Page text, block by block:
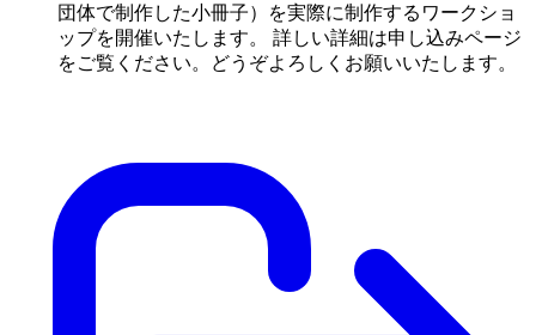
団体で制作した小冊子）を実際に制作するワークショ
ップを開催いたします。 詳しい詳細は申し込みページ
をご覧ください。どうぞよろしくお願いいたします。